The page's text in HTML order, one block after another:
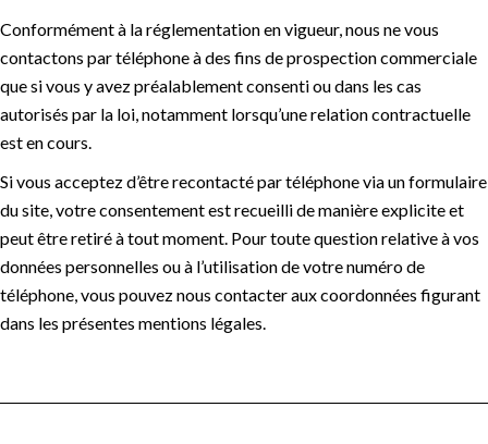
Conformément à la réglementation en vigueur, nous ne vous
contactons par téléphone à des fins de prospection commerciale
que si vous y avez préalablement consenti ou dans les cas
autorisés par la loi, notamment lorsqu’une relation contractuelle
est en cours.
Si vous acceptez d’être recontacté par téléphone via un formulaire
du site, votre consentement est recueilli de manière explicite et
peut être retiré à tout moment. Pour toute question relative à vos
données personnelles ou à l’utilisation de votre numéro de
téléphone, vous pouvez nous contacter aux coordonnées figurant
dans les présentes mentions légales.